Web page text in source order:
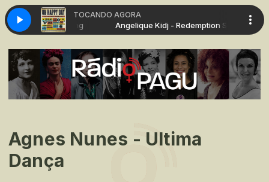
TOCANDO AGORA
Redemption Song Angelique Kidj - Redemption Song
Agnes Nunes - Ultima
Dança